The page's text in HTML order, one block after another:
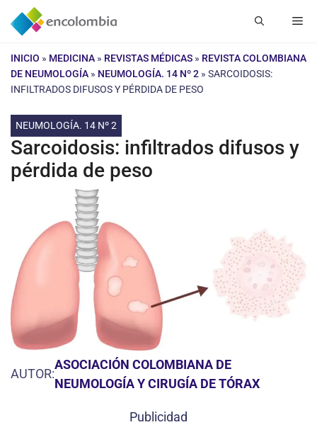
Saltar
INICIO » MEDICINA » REVISTAS MÉDICAS » REVISTA COLOMBIANA
DE NEUMOLOGÍA » NEUMOLOGÍA. 14 Nº 2 » SARCOIDOSIS:
INFILTRADOS DIFUSOS Y PÉRDIDA DE PESO
NEUMOLOGÍA. 14 Nº 2
Sarcoidosis: infiltrados difusos y
pérdida de peso
AUTOR:
ASOCIACIÓN COLOMBIANA DE
NEUMOLOGÍA Y CIRUGÍA DE TÓRAX
Publicidad